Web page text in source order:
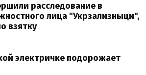
расследование в
лица "Укрзализныци",
взятку
электричке подорожает